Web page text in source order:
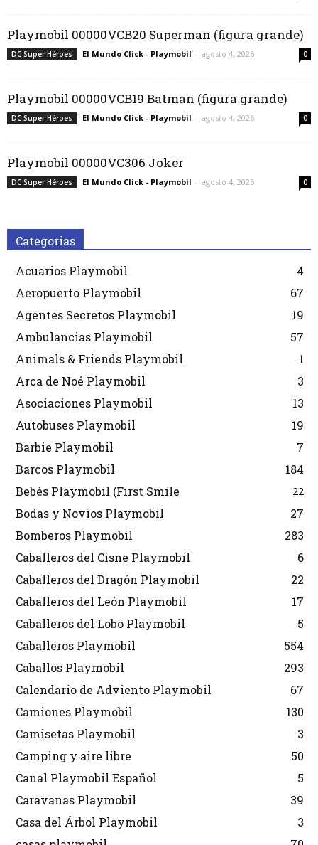
Playmobil 00000VCB20 Superman (figura grande)
DC Super Héroes El Mundo Click - Playmobil - agosto 4, 2026 0
Playmobil 00000VCB19 Batman (figura grande)
DC Super Héroes El Mundo Click - Playmobil - agosto 4, 2026 0
Playmobil 00000VC306 Joker
DC Super Héroes El Mundo Click - Playmobil - agosto 4, 2026 0
Categorias
Acuarios Playmobil
4
Aeropuerto Playmobil
67
Agentes Secretos Playmobil
19
Ambulancias Playmobil
57
Animals & Friends Playmobil
1
Arca de Noé Playmobil
3
Asociaciones Playmobil
13
Autobuses Playmobil
19
Barbie Playmobil
7
Barcos Playmobil
184
Bebés Playmobil (First Smile
22
Bodas y Novios Playmobil
27
Bomberos Playmobil
283
Caballeros del Cisne Playmobil
6
Caballeros del Dragón Playmobil
22
Caballeros del León Playmobil
17
Caballeros del Lobo Playmobil
5
Caballeros Playmobil
554
Caballos Playmobil
293
Calendario de Adviento Playmobil
67
Camiones Playmobil
130
Camisetas Playmobil
3
Camping y aire libre
50
Canal Playmobil Español
5
Caravanas Playmobil
39
Casa del Árbol Playmobil
3